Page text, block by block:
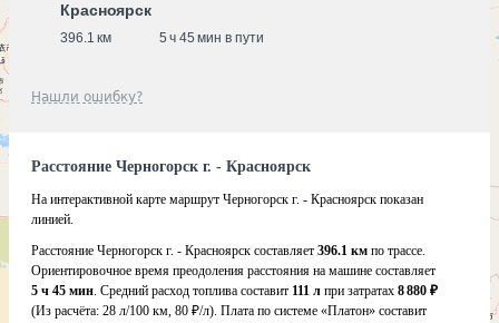
Красноярск
396.1 км 5 ч 45 мин в пути
Нашли ошибку?
Расстояние Черногорск г. - Красноярск
На интерактивной карте маршрут Черногорск г. - Красноярск показан
линией.
Расстояние Черногорск г. - Красноярск составляет 396.1 км по трассе.
Ориентировочное время преодоления расстояния на машине составляет
5 ч 45 мин. Средний расход топлива составит 111 л при затратах 8 880 ₽
(Из расчёта: 28 л/100 км, 80 ₽/л). Плата по системе «Платон» составит